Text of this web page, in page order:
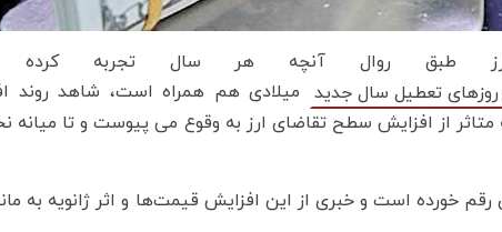
ارز طبق روال آنچه هر سال تجربه کرده
روز‌های تعطیل سال جدید
میلادی هم همراه است، شاهد روند
از افزایش سطح تقاضای ارز به وقوع می پیوست و تا میانه
خورده است و خبری از این افزایش قیمت‌ها و اثر ژانویه به